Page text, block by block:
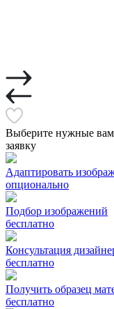
Выберите нужные вам
заявку
Адаптировать
опционально
Подбор изображений
бесплатно
Консультация
бесплатно
Получить образец
бесплатно